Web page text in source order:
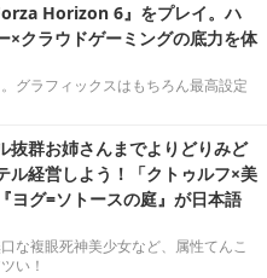
Horizon 6』をプレイ。ハ
×クラウドゲーミングの底力を体
グラフィックスはもちろん最高設定
抜群お姉さんまでよりどりみど
ル経営しよう！「クトゥルフ×美
ヨグ=ソトースの庭』が日本語
な複眼死神美少女など、属性てんこ
い！